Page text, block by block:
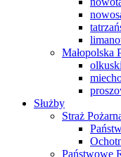
Małopolska
olkuski
Służby
Straż
Państwowe